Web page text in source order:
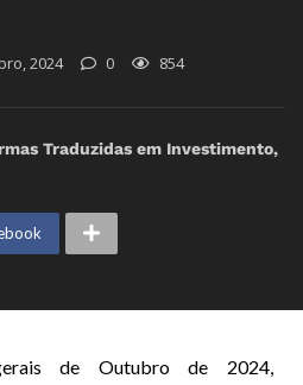
2024 0 854
Traduzidas em Investimento,
de Outubro de 2024,